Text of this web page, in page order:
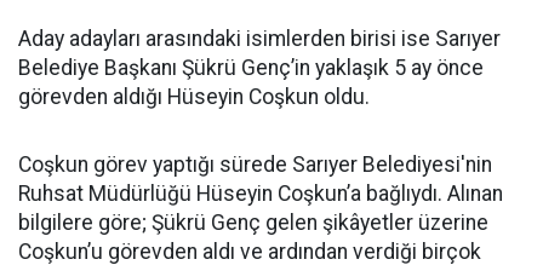
Aday adayları arasındaki isimlerden birisi ise Sarıyer
Belediye Başkanı Şükrü Genç’in yaklaşık 5 ay önce
görevden aldığı Hüseyin Coşkun oldu.
Coşkun görev yaptığı sürede Sarıyer Belediyesi'nin
Ruhsat Müdürlüğü Hüseyin Coşkun’a bağlıydı. Alınan
bilgilere göre; Şükrü Genç gelen şikâyetler üzerine
Coşkun’u görevden aldı ve ardından verdiği birçok